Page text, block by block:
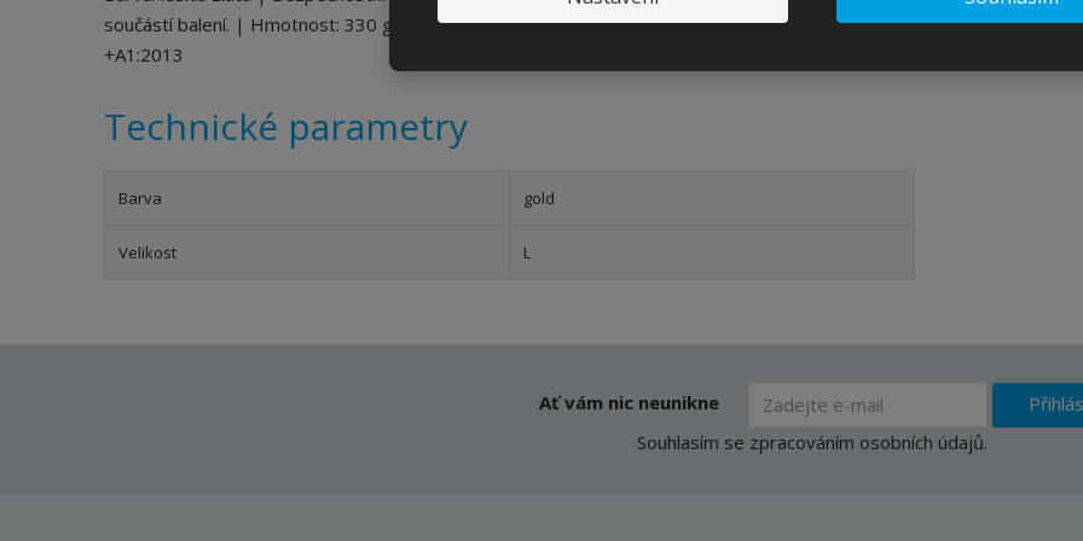
součástí balení. | Hmotnost: 330 g | Počet ventilačních otvorů: 3| Certifikovaná kvalita: EN 1078
+A1:2013
Technické parametry
Barva gold
Velikost L
Ať vám nic neunikne
Souhlasím se zpracováním osobních údajů.